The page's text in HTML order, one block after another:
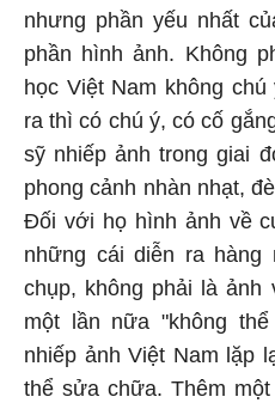
nhưng phần yếu nhất
phần hình ảnh. Không
học Việt Nam không
ra thì có chú ý, có cố
sỹ nhiếp ảnh trong giai
phong cảnh nhàn nhạt,
Đối với họ hình ảnh về
những cái diễn ra hàng
chụp, không phải là ảnh
một lần nữa "không
nhiếp ảnh Việt Nam lặp
thể sửa chữa. Thêm